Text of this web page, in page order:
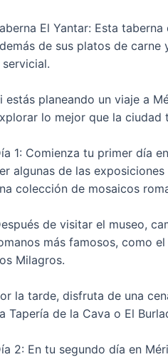
El Yantar: Esta
de sus platos de
estás planeando un viaje a
lo mejor que la ciudad
1: Comienza tu primer día
algunas de las
colección de mosaicos
de visitar el museo,
más famosos, como
Milagros.
la tarde, disfruta de una
Tapería de la Cava o El
2: En tu segundo día en